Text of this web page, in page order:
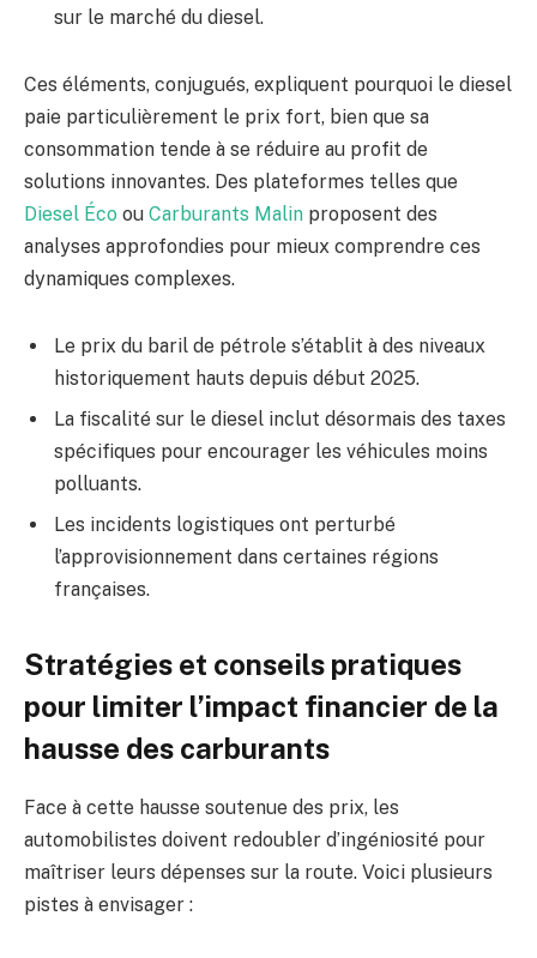
sur le marché du diesel.
Ces éléments, conjugués, expliquent pourquoi le diesel
paie particulièrement le prix fort, bien que sa
consommation tende à se réduire au profit de
solutions innovantes. Des plateformes telles que
Diesel Éco ou Carburants Malin proposent des
analyses approfondies pour mieux comprendre ces
dynamiques complexes.
Le prix du baril de pétrole s’établit à des niveaux
historiquement hauts depuis début 2025.
La fiscalité sur le diesel inclut désormais des taxes
spécifiques pour encourager les véhicules moins
polluants.
Les incidents logistiques ont perturbé
l’approvisionnement dans certaines régions
françaises.
Stratégies et conseils pratiques
pour limiter l’impact financier de la
hausse des carburants
Face à cette hausse soutenue des prix, les
automobilistes doivent redoubler d’ingéniosité pour
maîtriser leurs dépenses sur la route. Voici plusieurs
pistes à envisager :